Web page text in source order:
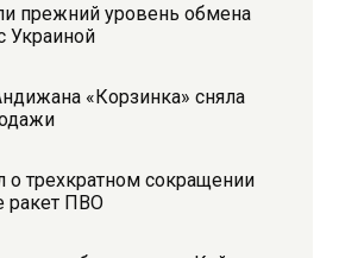
прежний уровень обмена
Украиной
«Корзинка» сняла
о трехкратном сокращении
ракет ПВО